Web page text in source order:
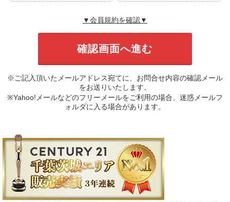
▼会員規約を確認▼
※ご記入頂いたメールアドレス宛てに、お問合せ内容の確認メール
をお送りいたします。
※Yahoo!メールなどのフリーメールをご利用の場合、迷惑メールフ
ォルダに入る場合があります。